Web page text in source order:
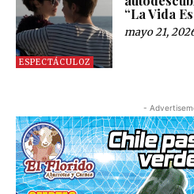
ESPECTÁCULOZ
“La Vida
mayo 21,
-